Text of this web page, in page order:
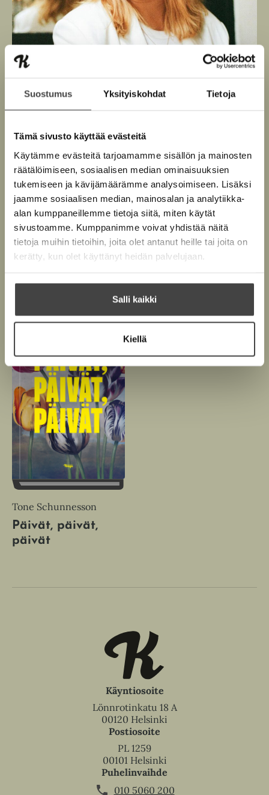
Suostumus Yksityiskohdat Tietoja
Tämä sivusto käyttää evästeitä
Käytämme evästeitä tarjoamamme sisällön ja mainosten
räätälöimiseen, sosiaalisen median ominaisuuksien
tukemiseen ja kävijämäärämme analysoimiseen. Lisäksi
jaamme sosiaalisen median, mainosalan ja analytiikka-
alan kumppaneillemme tietoja siitä, miten käytät
sivustoamme. Kumppanimme voivat yhdistää näitä
tietoja muihin tietoihin, joita olet antanut heille tai joita on
kerätty, kun olet käyttänyt heidän palvelujaan.
Salli kaikki
Kiellä
Kuva: Märta Thisner
Teokset
Tone Schunnesson
Päivät, päivät,
päivät
Käyntiosoite
Lönnrotinkatu 18 A
00120 Helsinki
Postiosoite
PL 1259
00101 Helsinki
Puhelinvaihde
010 5060 200